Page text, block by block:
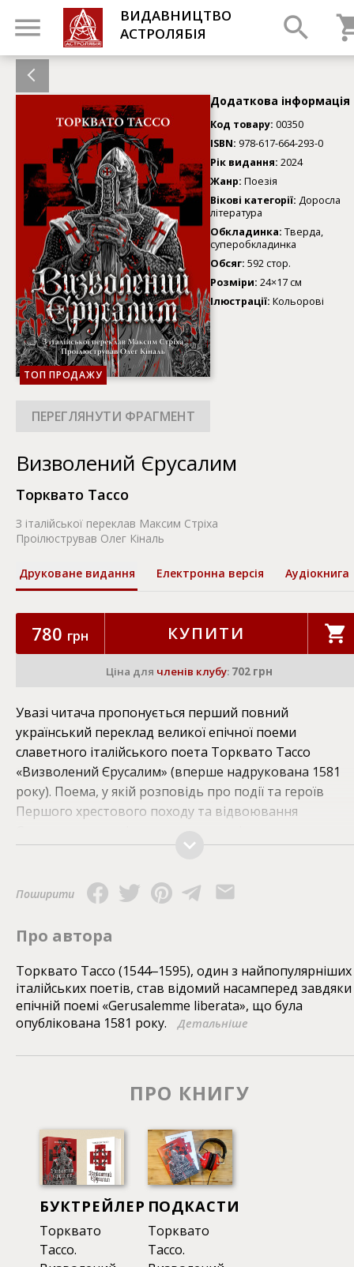
ВИДАВНИЦТВО
АСТРОЛЯБІЯ
ТОП ПРОДАЖУ
Додаткова інформація
Код товару: 00350
ISBN: 978-617-664-293-0
Рік видання: 2024
Жанр: Поезія
Вікові категорії: Доросла
література
Обкладинка: Тверда,
суперобкладинка
Обсяг: 592 стор.
Розміри: 24×17 см
Ілюстрації: Кольорові
Визволений Єрусалим
Торквато Тассо
З італійської переклав Максим Стріха
Проілюстрував Олег Кіналь
Друковане видання
780 грн КУПИТИ
Ціна для членів клубу: 702 грн
Електронна версія Аудіокнига
Увазі читача пропонується перший повний
український переклад великої епічної поеми
славетного італійського поета Торквато Тассо
«Визволений Єрусалим» (вперше надрукована 1581
року). Поема, у якій розповідь про події та героїв
Першого хрестового походу та відвоювання
фантастичними та пригодницькими історіями, була
двохсот років. На її сюжети писали свої літературні
твори, картини й опери численні письменники, митці
та композитори наступних століть. Справила поема
неабиякий вплив і на українських читачів доби
Самійло Величко переповідає її частину в своєму
«Літописі», а переклад староукраїнською мовою її
перших десяти пісень з’явився ще наприкінці XVII
століття. Без знання поеми Тассо неможливо
Європейським Союзом
Поширити
Про автора
Торквато Тассо (1544‒1595), один з найпопулярніших
італійських поетів, став відомий насамперед завдяки
епічній поемі «Gerusalemme liberata», що була
опублікована 1581 року.
Детальніше
ПРО КНИГУ
БУКТРЕЙЛЕР
Торквато
Тассо.
ПОДКАСТИ
Торквато
Тассо.